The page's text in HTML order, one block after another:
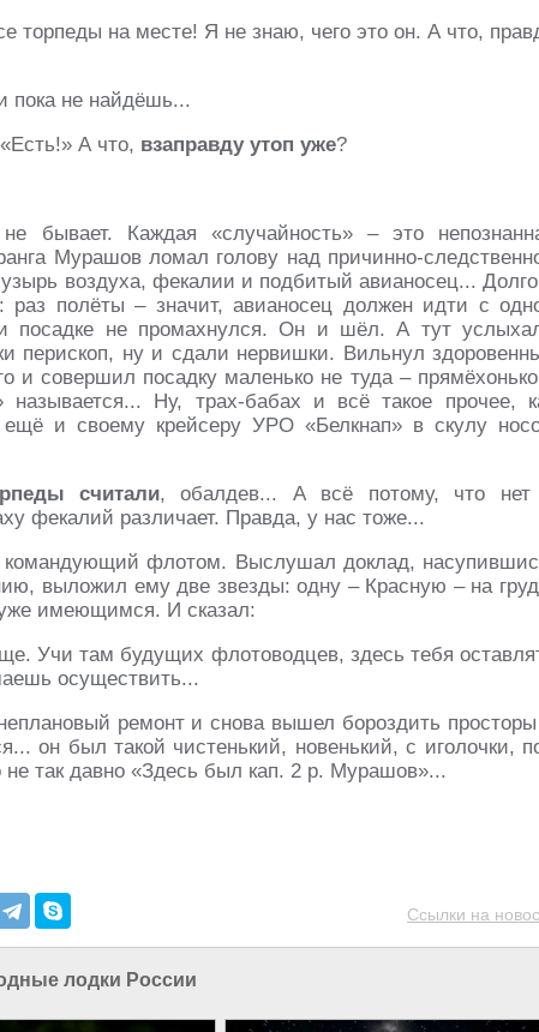
торпеды на месте! Я не знаю, чего это он. А что,
пока не найдёшь...
А что, взаправду утоп уже?
бывает. Каждая «случайность» – это
Мурашов ломал голову над причинно-
воздуха, фекалии и подбитый авианосец...
полёты – значит, авианосец должен идти с
посадке не промахнулся. Он и шёл. А тут
перископ, ну и сдали нервишки. Вильнул
и совершил посадку маленько не туда –
называется... Ну, трах-бабах и всё такое прочее,
и своему крейсеру УРО «Белкнап» в скулу
считали, обалдев... А всё потому, что
фекалий различает. Правда, у нас тоже...
командующий флотом. Выслушал доклад,
выложил ему две звезды: одну – Красную – на
имеющимся. И сказал:
Учи там будущих флотоводцев, здесь тебя
осуществить...
ремонт и снова вышел бороздить
он был такой чистенький, новенький, с иголочки,
так давно «Здесь был кап. 2 р. Мурашов»...
Ссылки на
лодки России